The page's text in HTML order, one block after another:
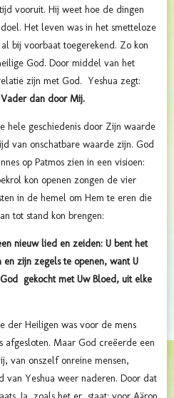
vooruit. Hij weet hoe de dingen
Het leven was in het smetteloze
bij voorbaat toegerekend. Zo kon
God. Door middel van het
zijn met God. Yeshua zegt:
dan door Mij.
hele geschiedenis door Zijn waarde
van onschatbare waarde zijn. God
op Patmos zien in een visioen:
kon openen zongen de vier
in de hemel om Hem te eren die
tot stand kon brengen:
nieuw lied en zeiden: U bent het
zijn zegels te openen, want U
gekocht met Uw Bloed, uit elke
der Heiligen was voor de mens
afgesloten. Maar God creëerde een
van onszelf onreine mensen,
van Yeshua weer naderen. Door dat